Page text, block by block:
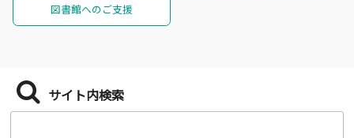
図書館へのご支援
サイト内検索